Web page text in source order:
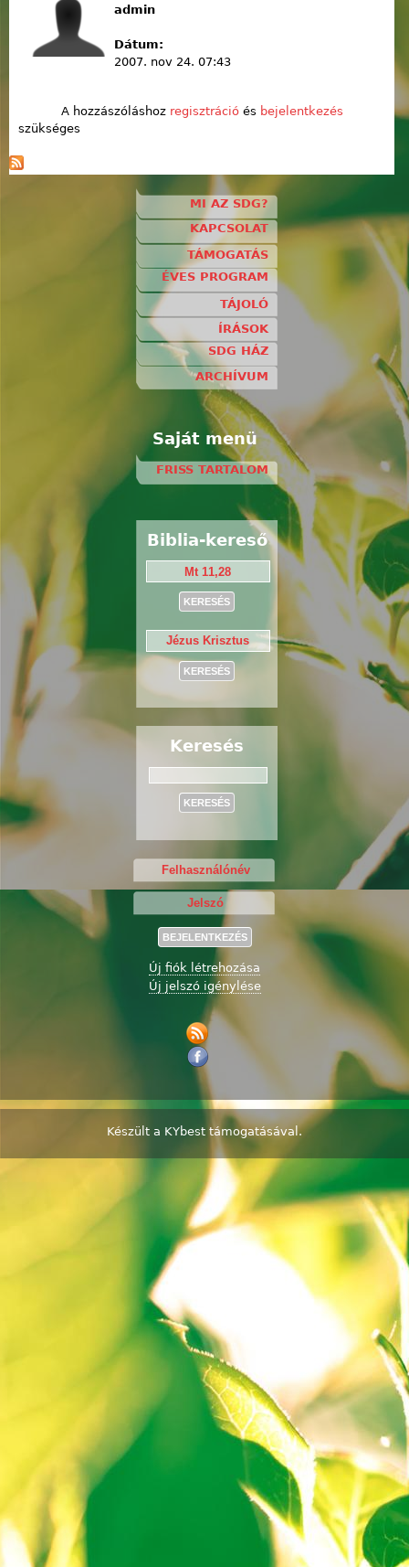
admin
Dátum:
2007. nov 24. 07:43
A hozzászóláshoz regisztrációés bejelentkezés
szükséges
MI AZ SDG?
KAPCSOLAT
TÁMOGATÁS
ÉVES PROGRAM
TÁJOLÓ
ÍRÁSOK
SDG HÁZ
ARCHÍVUM
Saját menü
FRISS TARTALOM
Biblia-kereső
Keresés
Új fiók létrehozása
Új jelszó igénylése
Készült a KYbest támogatásával.